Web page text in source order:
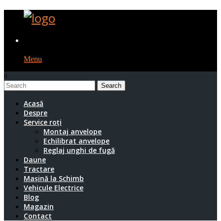
Menu
0
1
Acasă
Despre
Service roți
Montaj anvelope
Echilibrat anvelope
Reglaj unghi de fugă
Daune
Tractare
Mașină la Schimb
Vehicule Electrice
Blog
Magazin
Contact